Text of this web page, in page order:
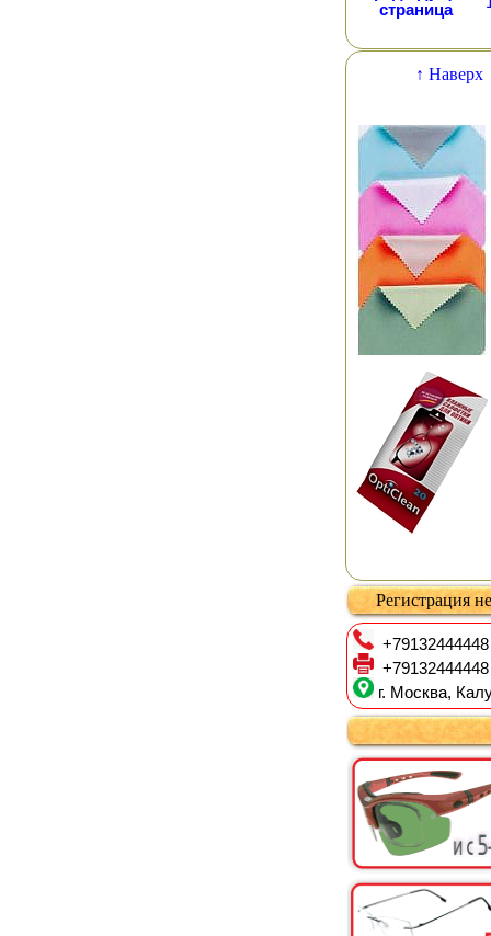
страница
↑ Наверх
Регистрация
+79132444448
+79132444448
г. Москва,